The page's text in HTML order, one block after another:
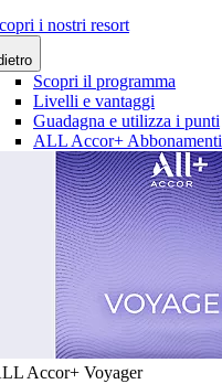
i nostri resort
Scopri il programma
Livelli e vantaggi
Guadagna e utilizza i punti
ALL Accor+ Abbonamenti
Accor+ Voyager